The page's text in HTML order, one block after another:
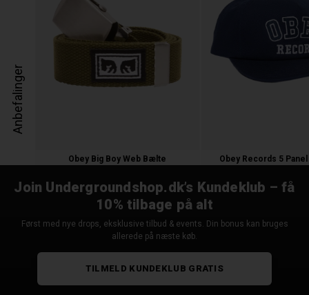
Anbefalinger
Obey Big Boy Web Bælte Obey Records 5
Join Undergroundshop.dk’s Kundeklub – få
10% tilbage på alt
Først med nye drops, eksklusive tilbud & events. Din bonus kan bruges
allerede på næste køb.
TILMELD KUNDEKLUB GRATIS